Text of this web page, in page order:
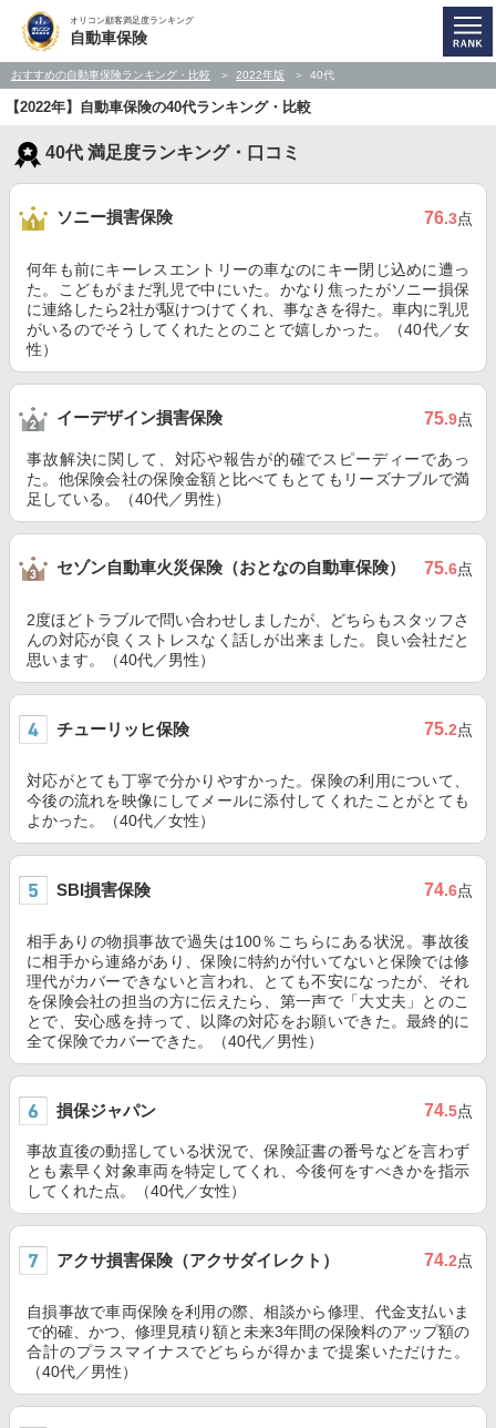
オリコン顧客満足度ランキング
自動車保険
おすすめの自動車保険ランキング・比較 2022年版 40代
【2022年】自動車保険の40代ランキング・比較
40代 満足度ランキング・口コミ
ソニー損害保険 76.3点
何年も前にキーレスエントリーの車なのにキー閉じ込めに遭っ
た。こどもがまだ乳児で中にいた。かなり焦ったがソニー損保
に連絡したら2社が駆けつけてくれ、事なきを得た。車内に乳児
がいるのでそうしてくれたとのことで嬉しかった。（40代／女
性）
イーデザイン損害保険 75.9点
事故解決に関して、対応や報告が的確でスピーディーであっ
た。他保険会社の保険金額と比べてもとてもリーズナブルで満
足している。（40代／男性）
セゾン自動車火災保険（おとなの自動車保険） 75.6点
2度ほどトラブルで問い合わせしましたが、どちらもスタッフさ
んの対応が良くストレスなく話しが出来ました。良い会社だと
思います。（40代／男性）
チューリッヒ保険 75.2点
対応がとても丁寧で分かりやすかった。保険の利用について、
今後の流れを映像にしてメールに添付してくれたことがとても
よかった。（40代／女性）
SBI損害保険 74.6点
相手ありの物損事故で過失は100％こちらにある状況。事故後
に相手から連絡があり、保険に特約が付いてないと保険では修
理代がカバーできないと言われ、とても不安になったが、それ
を保険会社の担当の方に伝えたら、第一声で「大丈夫」とのこ
とで、安心感を持って、以降の対応をお願いできた。最終的に
全て保険でカバーできた。（40代／男性）
損保ジャパン 74.5点
事故直後の動揺している状況で、保険証書の番号などを言わず
とも素早く対象車両を特定してくれ、今後何をすべきかを指示
してくれた点。（40代／女性）
アクサ損害保険（アクサダイレクト） 74.2点
自損事故で車両保険を利用の際、相談から修理、代金支払いま
で的確、かつ、修理見積り額と未来3年間の保険料のアップ額の
合計のプラスマイナスでどちらが得かまで提案いただけた。
（40代／男性）